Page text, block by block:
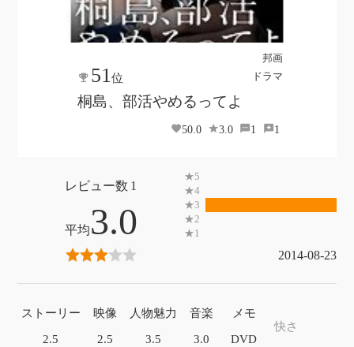
邦画
ドラマ
51位
桐島、部活やめるってよ
50.0 3.0 1 1
1
3.0
2014-08-23
ストーリー
2.5
映像
2.5
人物魅力
3.5
音楽
3.0
メモ
DVD
快さ